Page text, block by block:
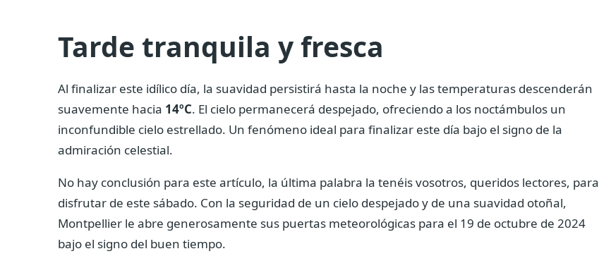
Tarde tranquila y fresca
Al finalizar este idílico día, la suavidad persistirá hasta la noche y las temperaturas descenderán
suavemente hacia 14ºC. El cielo permanecerá despejado, ofreciendo a los noctámbulos un
inconfundible cielo estrellado. Un fenómeno ideal para finalizar este día bajo el signo de la
admiración celestial.
No hay conclusión para este artículo, la última palabra la tenéis vosotros, queridos lectores, para
disfrutar de este sábado. Con la seguridad de un cielo despejado y de una suavidad otoñal,
Montpellier le abre generosamente sus puertas meteorológicas para el 19 de octubre de 2024
bajo el signo del buen tiempo.